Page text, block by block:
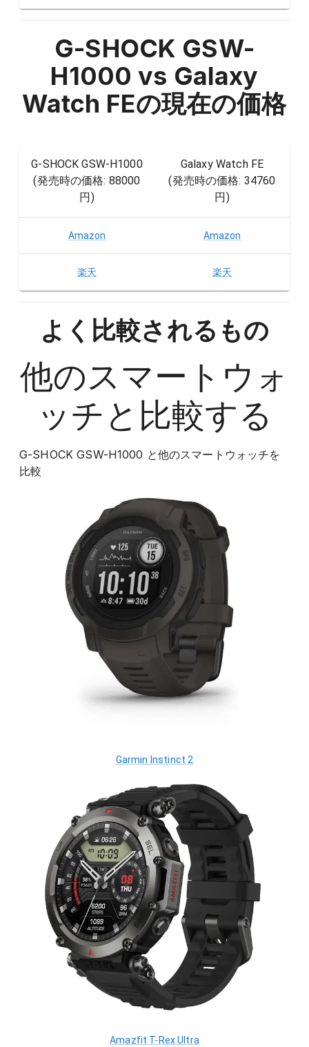
G-SHOCK GSW-
H1000 vs Galaxy
Watch FEの現在の価格
G-SHOCK GSW-H1000
(発売時の価格: 88000
円)
Galaxy Watch FE
(発売時の価格: 34760
円)
Amazon Amazon
楽天 楽天
よく比較されるもの
他のスマートウォ
ッチ と比較する
G-SHOCK GSW-H1000 と他のスマートウォッチを
比較
Garmin Instinct 2
Amazfit T-Rex Ultra